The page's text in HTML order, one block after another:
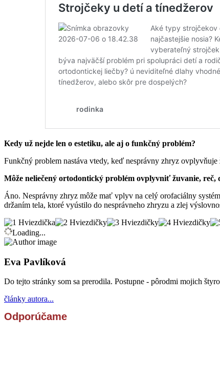
Kedy už nejde len o estetiku, ale aj o funkčný problém?
Funkčný problem nastáva vtedy, keď nesprávny zhryz
Môže neliečený ortodontický problém ovplyvniť žuvanie, reč,
Áno. Nesprávny zhryz môže mať vplyv na celý orofaciálny
držaním tela, ktoré vyústilo do nesprávneho zhryzu a zlej
Loading...
Eva Pavlíková
Do tejto stránky som sa prerodila. Postupne - pôrodmi mojich
články autora...
Odporúčame